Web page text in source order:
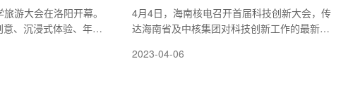
游大会在洛阳开幕。
意、沉浸式体验、年轻
府、世界研学旅游组
4月4日，海南核电召开首届科技创新大会，传
达海南省及中核集团对科技创新工作的最新要
公司总经理、党委副书记魏智刚主持，海南昌
2023-04-06